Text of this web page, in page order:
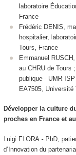
laboratoire
France
Frédéric DENIS,
hospitalier,
Tours, France
Emmanuel
au CHRU de Tours
publique - UMR
EA7505, Université
Développer la culture
proches en France et
Luigi FLORA - PhD,
d’Innovation du